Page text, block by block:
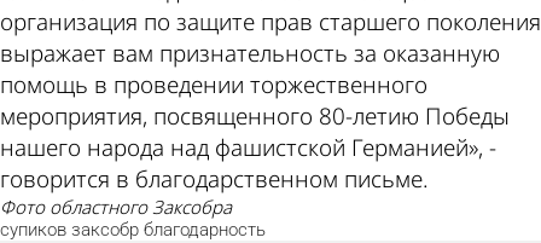
организация по защите прав старшего поколения
выражает вам признательность за оказанную
помощь в проведении торжественного
мероприятия, посвященного 80-летию Победы
нашего народа над фашистской Германией», -
говорится в благодарственном письме.
фото областного Заксобра
супиков заксобр благодарность